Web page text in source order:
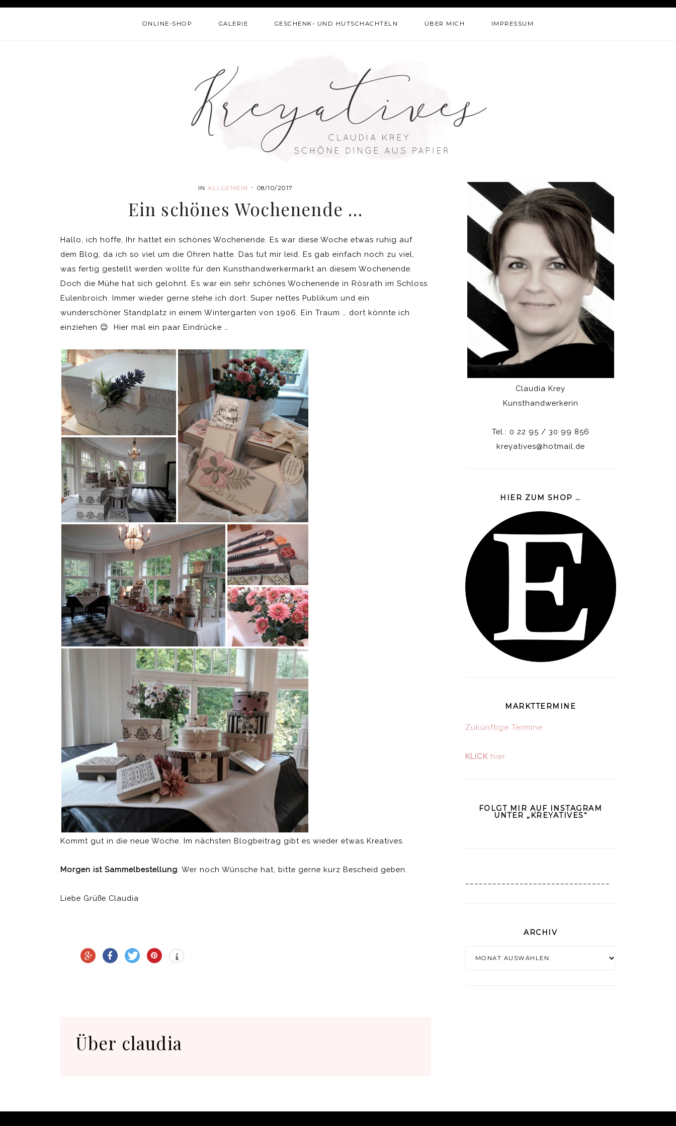
ONLINE-SHOP GALERIE GESCHENK- UND HUTSCHACHTELN ÜBER MICH IMPRESSUM
IN ALLGEMEIN · 08/10/2017
Ein schönes Wochenende …
Hallo, ich hoffe, Ihr hattet ein schönes Wochenende. Es war diese Woche etwas ruhig auf
dem Blog, da ich so viel um die Ohren hatte. Das tut mir leid. Es gab einfach noch zu viel,
was fertig gestellt werden wollte für den Kunsthandwerkermarkt an diesem Wochenende.
Doch die Mühe hat sich gelohnt. Es war ein sehr schönes Wochenende in Rösrath im Schloss
Eulenbroich. Immer wieder gerne stehe ich dort. Super nettes Publikum und ein
wunderschöner Standplatz in einem Wintergarten von 1906. Ein Traum … dort könnte ich
einziehen 😉 Hier mal ein paar Eindrücke …
Kommt gut in die neue Woche. Im nächsten Blogbeitrag gibt es wieder etwas Kreatives.
Morgen ist Sammelbestellung . Wer noch Wünsche hat, bitte gerne kurz Bescheid geben.
Liebe Grüße Claudia
Über claudia
Claudia Krey
Kunsthandwerkerin
Tel.: 0 22 95 / 30 99 856
kreyatives@hotmail.de
HIER ZUM SHOP …
MARKTTERMINE
Zukünftige Termine
KLICKhier
FOLGT MIR AUF INSTAGRAM
UNTER „KREYATIVES“
ARCHIV